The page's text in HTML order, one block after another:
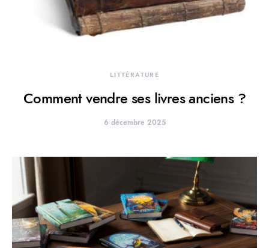
LITTÉRATURE
Comment vendre ses livres anciens ?
6 décembre 2025